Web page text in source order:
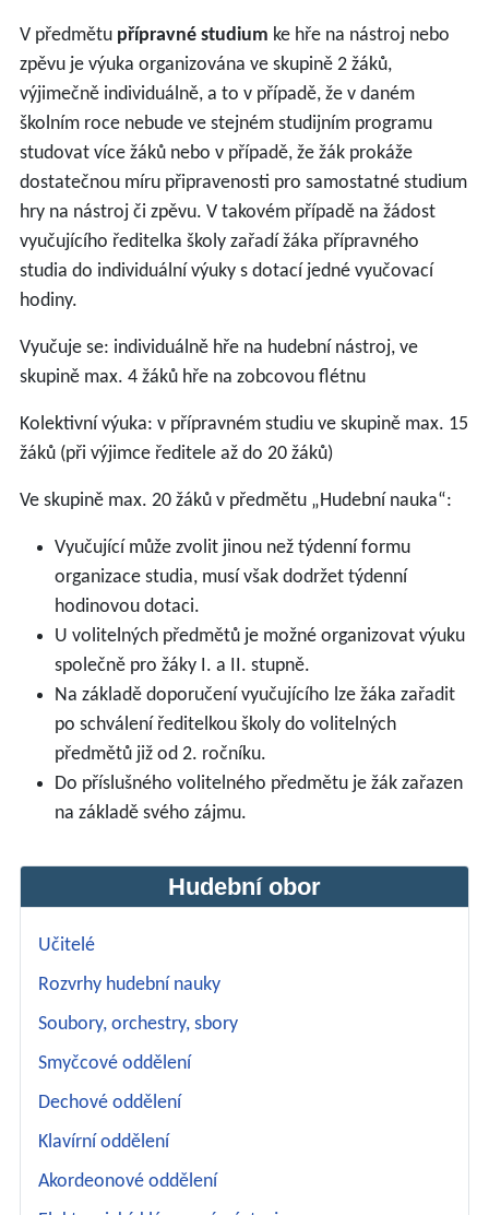
Hudební obor
Učitelé
Rozvrhy hudební nauky
Soubory, orchestry, sbory
Smyčcové oddělení
Dechové oddělení
Klavírní oddělení
Akordeonové oddělení
V předmětu přípravné studium ke hře na nástroj nebo
zpěvu je výuka organizována ve skupině 2 žáků,
výjimečně individuálně, a to v případě, že v daném
školním roce nebude ve stejném studijním programu
studovat více žáků nebo v případě, že žák prokáže
dostatečnou míru připravenosti pro samostatné studium
hry na nástroj či zpěvu. V takovém případě na žádost
vyučujícího ředitelka školy zařadí žáka přípravného
studia do individuální výuky s dotací jedné vyučovací
hodiny.
Vyučuje se: individuálně hře na hudební nástroj, ve
skupině max. 4 žáků hře na zobcovou flétnu
Kolektivní výuka: v přípravném studiu ve skupině max. 15
žáků (při výjimce ředitele až do 20 žáků)
Ve skupině max. 20 žáků v předmětu „Hudební nauka“:
Vyučující může zvolit jinou než týdenní formu
organizace studia, musí však dodržet týdenní
hodinovou dotaci.
U volitelných předmětů je možné organizovat výuku
společně pro žáky I. a II. stupně.
Na základě doporučení vyučujícího lze žáka zařadit
po schválení ředitelkou školy do volitelných
předmětů již od 2. ročníku.
Do příslušného volitelného předmětu je žák zařazen
na základě svého zájmu.